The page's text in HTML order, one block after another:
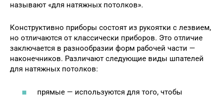
называют «для натяжных потолков».
Конструктивно приборы состоят из рукоятки с лезвием,
но отличаются от классически приборов. Это отличие
заключается в разнообразии форм рабочей части —
наконечников. Различают следующие виды шпателей
для натяжных потолков:
прямые — используются для того, чтобы